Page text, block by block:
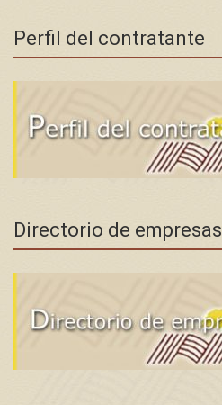
Perfil del contratante
Directorio de empresas